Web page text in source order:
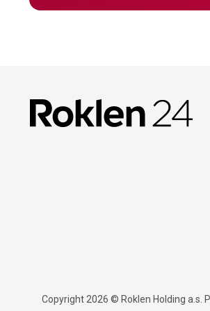
Copyright 2026 © Roklen Holding a.s.